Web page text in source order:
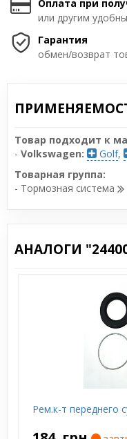
Оплата при
или другим
Гарантия
обмен/возврат
Товар подходит к
- Volkswagen: Golf,
Товарная группа:
- Тормозная система
АНАЛОГИ
Рем.к-т переднего